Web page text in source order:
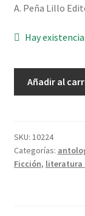
A. Peña Lillo
Hay
Luis
María
(
Añadir al
SKU: 10224
Categorías:
Ficción, literatura